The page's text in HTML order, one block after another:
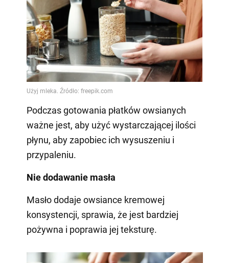
Podczas gotowania płatków owsianych
ważne jest, aby użyć wystarczającej ilości
płynu, aby zapobiec ich wysuszeniu i
przypaleniu.
Nie dodawanie masła
Masło dodaje owsiance kremowej
konsystencji, sprawia, że jest bardziej
pożywna i poprawia jej teksturę.